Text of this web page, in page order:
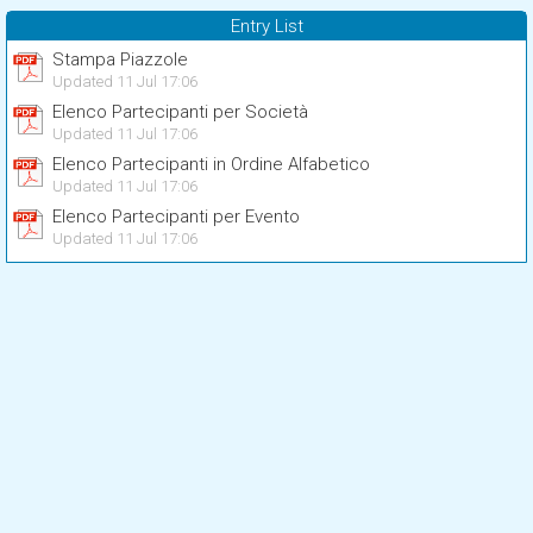
Entry List
Stampa Piazzole
Updated 11 Jul 17:06
Elenco Partecipanti per Società
Updated 11 Jul 17:06
Elenco Partecipanti in Ordine Alfabetico
Updated 11 Jul 17:06
Elenco Partecipanti per Evento
Updated 11 Jul 17:06